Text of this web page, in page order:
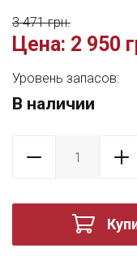
Цена: 2 950
3 471 грн.
Уровень запасов:
В наличии